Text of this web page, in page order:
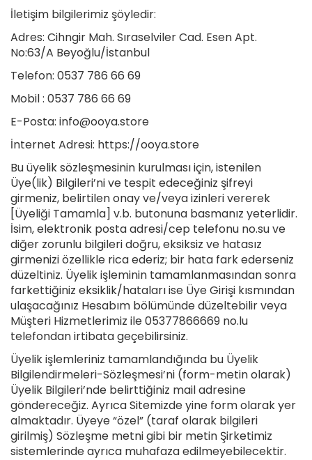
İletişim bilgilerimiz şöyledir:
Adres: Cihngir Mah. Sıraselviler Cad. Esen Apt.
No:63/A Beyoğlu/İstanbul
Telefon: 0537 786 66 69
Mobil : 0537 786 66 69
E-Posta: info@ooya.store
İnternet Adresi: https://ooya.store
Bu üyelik sözleşmesinin kurulması için, istenilen
Üye(lik) Bilgileri’ni ve tespit edeceğiniz şifreyi
girmeniz, belirtilen onay ve/veya izinleri vererek
[Üyeliği Tamamla] v.b. butonuna basmanız yeterlidir.
İsim, elektronik posta adresi/cep telefonu no.su ve
diğer zorunlu bilgileri doğru, eksiksiz ve hatasız
girmenizi özellikle rica ederiz; bir hata fark ederseniz
düzeltiniz. Üyelik işleminin tamamlanmasından sonra
farkettiğiniz eksiklik/hataları ise Üye Girişi kısmından
ulaşacağınız Hesabım bölümünde düzeltebilir veya
Müşteri Hizmetlerimiz ile 05377866669 no.lu
telefondan irtibata geçebilirsiniz.
Üyelik işlemleriniz tamamlandığında bu Üyelik
Bilgilendirmeleri-Sözleşmesi’ni (form-metin olarak)
Üyelik Bilgileri’nde belirttiğiniz mail adresine
göndereceğiz. Ayrıca Sitemizde yine form olarak yer
almaktadır. Üyeye “özel” (taraf olarak bilgileri
girilmiş) Sözleşme metni gibi bir metin Şirketimiz
sistemlerinde ayrıca muhafaza edilmeyebilecektir.